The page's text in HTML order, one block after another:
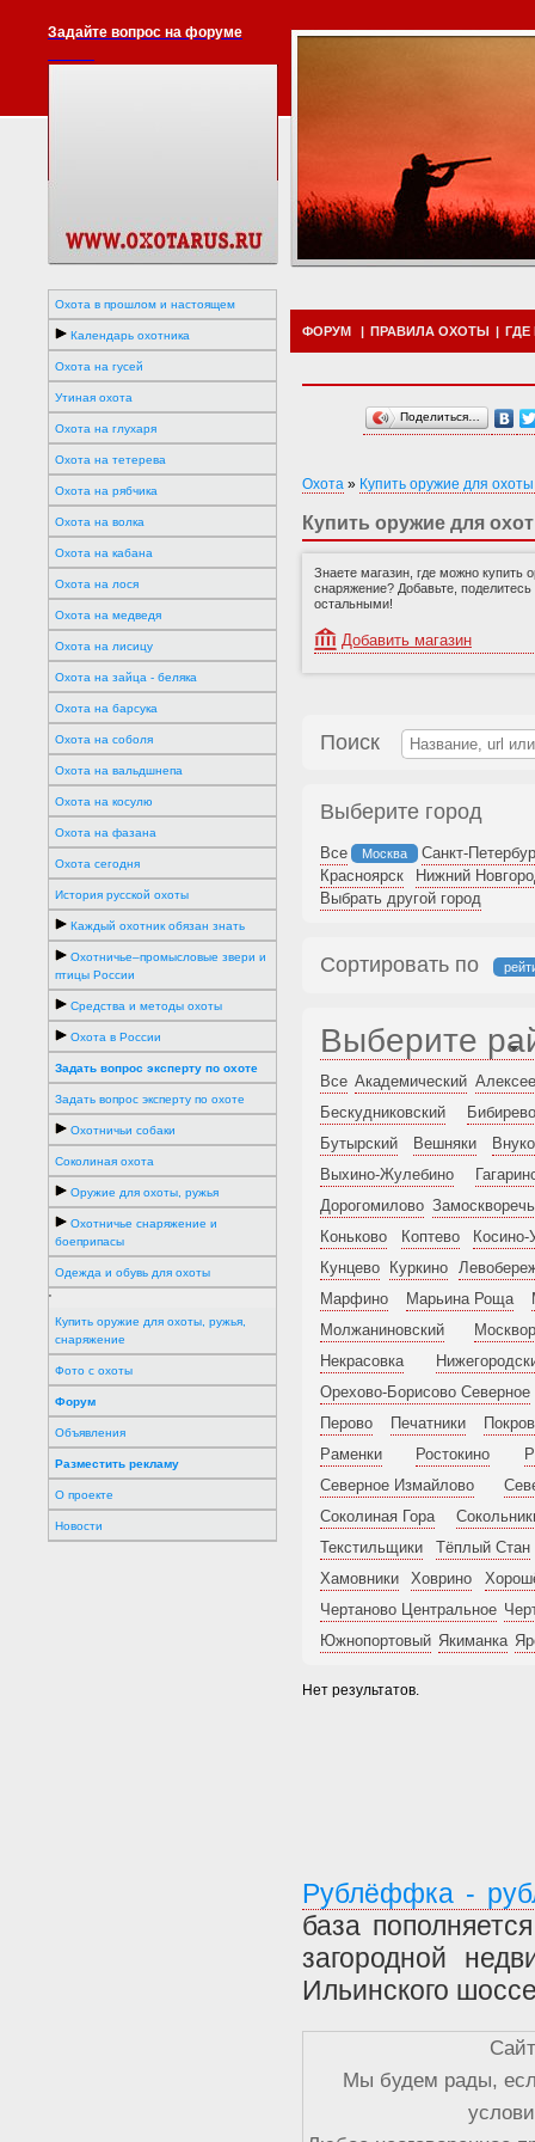
Задайте вопрос на форуме
Охота в прошлом и настоящем
Календарь охотника
Охота на гусей
Утиная охота
Охота на глухаря
Охота на тетерева
Охота на рябчика
Охота на волка
Охота на кабана
Охота на лося
Охота на медведя
Охота на лисицу
Охота на зайца - беляка
Охота на барсука
Охота на соболя
Охота на вальдшнепа
Охота на косулю
Охота на фазана
Охота сегодня
История русской охоты
Каждый охотник обязан знать
Охотничье–промысловые звери и
птицы России
Средства и методы охоты
Охота в России
Задать вопрос эксперту по охоте
Задать вопрос эксперту по охоте
Охотничьи собаки
Соколиная охота
Оружие для охоты, ружья
Охотничье снаряжение и
боеприпасы
Одежда и обувь для охоты
'
Купить оружие для охоты, ружья,
снаряжение
Фото с охоты
Форум
Объявления
Разместить рекламу
О проекте
Новости
ФОРУМ | ПРАВИЛА ОХОТЫ | ГДЕ
Поделиться…
Охота » Купить оружие для
Купить оружие для
Знаете магазин, где можно купить
снаряжение? Добавьте,
остальными!
Добавить магазин
Поиск
Выберите город
Все Москва
Санкт-
Красноярск
Нижний
Выбрать другой город
Сортировать по
Выберите
Все Академический
Бескудниковский
Бибирево
Бутырский
Вешняки
Выхино-Жулебино
Дорогомилово
Коньково
Коптево
Косино-
Кунцево
Куркино
Марфино
Марьина Роща
Молжаниновский
Некрасовка
Орехово-Борисово Северное
Перово
Печатники
Раменки
Ростокино
Северное Измайлово
Соколиная Гора
Текстильщики
Тёплый Стан
Хамовники
Ховрино
Чертаново Центральное
Южнопортовый Якиманка
Нет результатов.
Рублёффка -
база
загородной
Ильинского
Мы будем рады,